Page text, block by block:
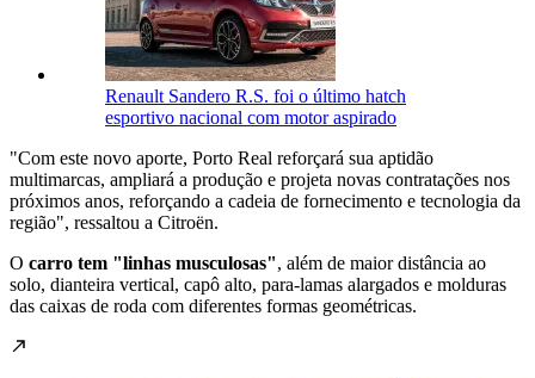
Renault Sandero R.S. foi o último hatch
esportivo nacional com motor aspirado
"Com este novo aporte, Porto Real reforçará sua aptidão
multimarcas, ampliará a produção e projeta novas contratações nos
próximos anos, reforçando a cadeia de fornecimento e tecnologia da
região", ressaltou a Citroën.
O carro tem "linhas musculosas", além de maior distância ao
solo, dianteira vertical, capô alto, para-lamas alargados e molduras
das caixas de roda com diferentes formas geométricas.